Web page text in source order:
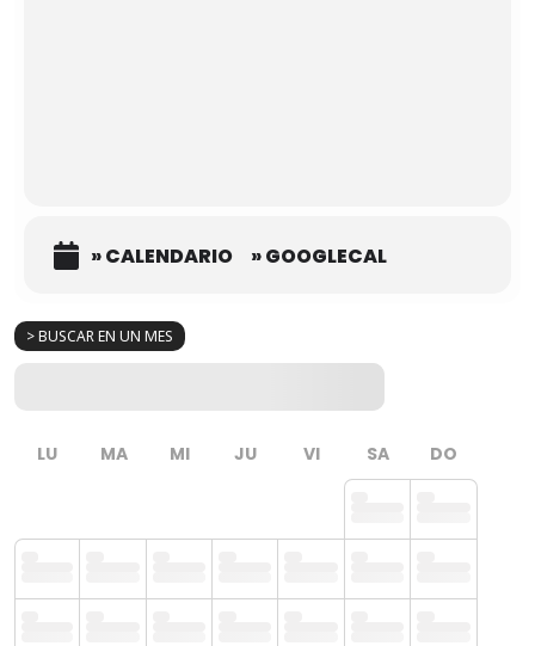
> BUSCAR EN UN MES
LU MA MI JU VI SA DO
» CALENDARIO » GOOGLECAL